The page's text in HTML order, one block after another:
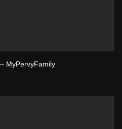
MyPervyFamily